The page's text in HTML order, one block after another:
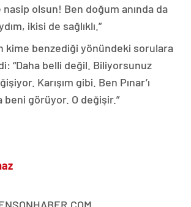
olsun! Ben doğum anında da
ikisi de sağlıklı.”
kime benzediği yönündeki sorulara
“Daha belli değil. Biliyorsunuz
Karışım gibi. Ben Pınar’ı
görüyor. O değişir.”